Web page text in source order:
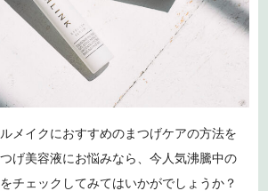
メイクにおすすめのまつげケアの方法を
げ美容液にお悩みなら、今人気沸騰中の
チェックしてみてはいかがでしょうか？